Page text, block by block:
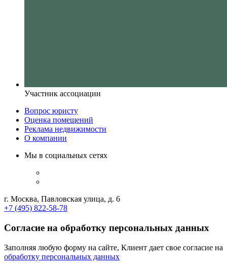
Участник ассоциации
Вопрос юристу
Оценка помещений
Реклама недвижимости
О компании
Мы в социальных сетях
г. Москва, Павловская улица, д. 6
+7 (495) 822-58-78
Согласие на обработку персональных данных
Заполняя любую форму на сайте, Клиент дает свое согласие на
обработку персональных данных